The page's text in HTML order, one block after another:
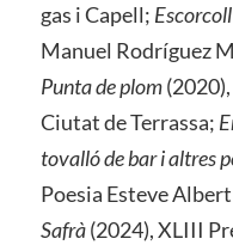
gas i Capell; Escorcoll
Manuel Rodríguez
Punta de plom
Ciutat de Terrassa;
tovalló de bar i altres
Poesia Esteve
Safrà(2024), XLIII